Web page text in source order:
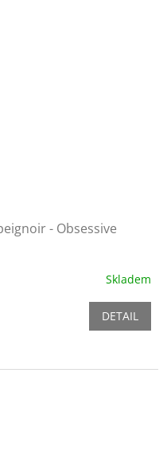
- Obsessive
Skladem
DETAIL